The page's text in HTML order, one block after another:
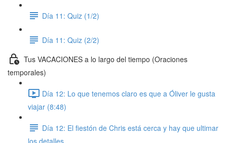
Día 11: Quiz (1/2)
Día 11: Quiz (2/2)
Tus VACACIONES a lo largo del tiempo (Oraciones
temporales)
Día 12: Lo que tenemos claro es que a Óliver le gusta
viajar (8:48)
Día 12: El fiestón de Chris está cerca y hay que ultimar
los detalles